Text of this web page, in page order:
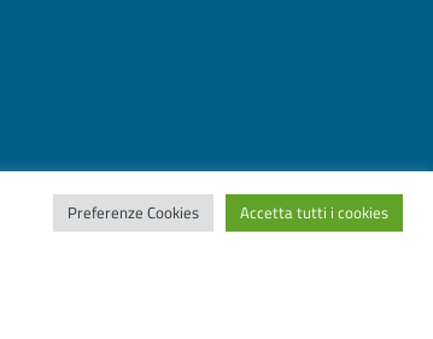
Preferenze Cookies Accetta tutti i cookies